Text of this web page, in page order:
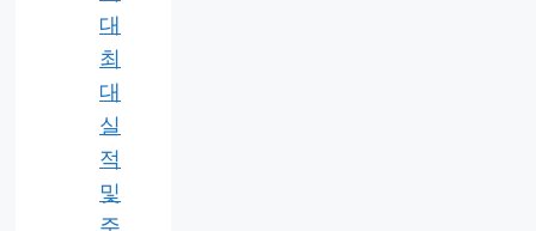
대
최
대
실
적
및